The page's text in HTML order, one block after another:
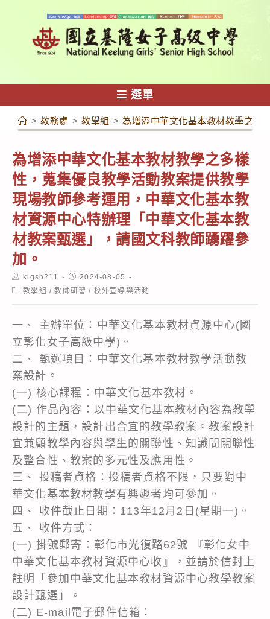
容
選單
> 教務處 > 教學組 > 為增添中華文化基本教材教學之多
為增添中華文化基本教材教學之多樣
性，蒐集優良教學活動教案提供教學
現場教師參考運用，中華文化基本教
材資源中心特辦理「中華文化基本教
材教案甄選」，請國文科教師踴躍參
加。
Post
author:
klgsh211
Post
published:
2024-08-05
Post教學組 / 教師研習 / 校外宣導與活動
一、 主辦單位：中華文化基本教材資源中心(國
立彰化女子高級中學)。
二、 甄選項目：中華文化基本教材教學活動教
案設計。
(一) 核心課程：中華文化基本教材。
(二) 作品內容：以中華文化基本教材內容為教學
設計的主題，設計出合宜的教學教案。教案設計
宜兼顧教學內容與學生的關聯性、知識間關聯性
及整合性、教案的多元性及應用性。
三、 投稿者資格：投稿者資格不限，只要對中
華文化基本教材教學有興趣者均可參加。
四、 收件截止日期：113年12月2日(星期一)。
五、 收件方式：
(一) 掛號郵寄：彰化市光復路62號 『彰化女中
中華文化基本教材資源中心收』，並請於信封上
註明「參加中華文化基本教材資源中心教學教案
設計甄選」。
(二) E-mail電子郵件信箱：